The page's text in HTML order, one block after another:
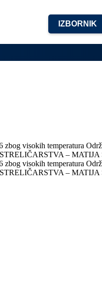
IZBORNIK
zbog visokih temperatura
–
zbog visokih temperatura
–